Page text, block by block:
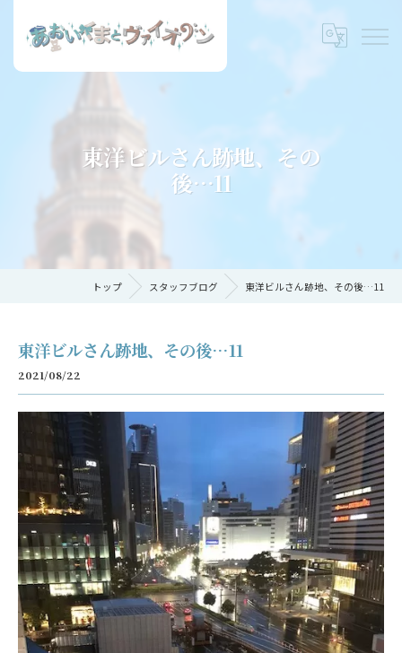
東洋ビルさん跡地、その
後…11
トップ スタッフブログ 東洋ビルさん跡地、その後…11
東洋ビルさん跡地、その後…11
2021/08/22